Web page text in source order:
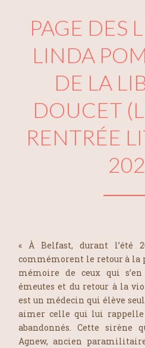
PAGE DES
LINDA
DE LA
DOUCET
RENTRÉE
« À Belfast, durant l’été
commémorent le retour à la
mémoire de ceux qui
émeutes et du retour à la
est un médecin qui élève
aimer celle qui lui
abandonnés. Cette sirène
Agnew, ancien